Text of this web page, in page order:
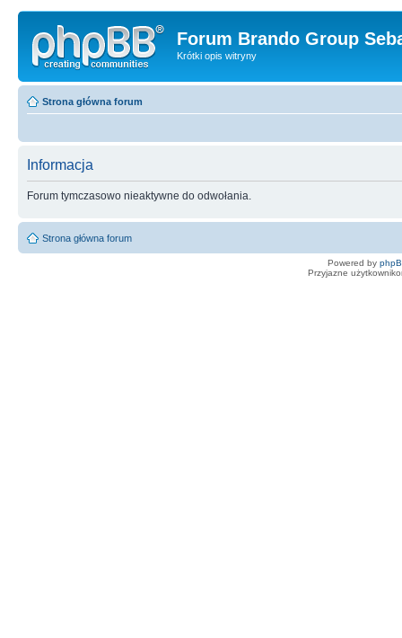
Forum Brando Group
Krótki opis witryny
Strona główna forum
Informacja
Forum tymczasowo nieaktywne do odwołania.
Strona główna forum
Powered by
Przyjazne